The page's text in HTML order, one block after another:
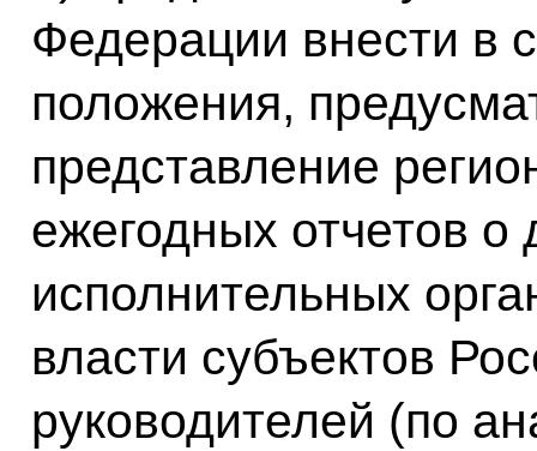
Федерации внести в
положения,
представление
ежегодных отчетов
исполнительных
власти субъектов
руководителей (по